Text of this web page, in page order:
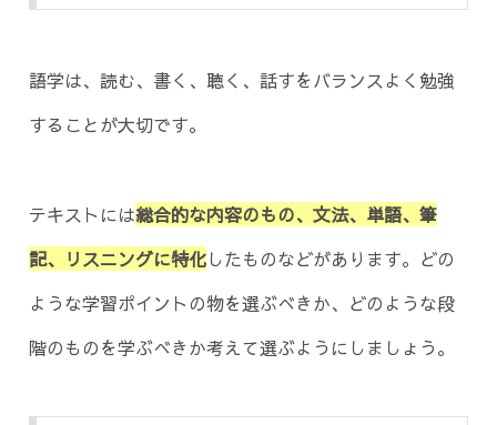
語学は、読む、書く、聴く、話すをバランスよく勉強
することが大切です。
テキストには総合的な内容のもの、文法、単語、筆
記、リスニングに特化したものなどがあります。どの
ような学習ポイントの物を選ぶべきか、どのような段
階のものを学ぶべきか考えて選ぶようにしましょう。